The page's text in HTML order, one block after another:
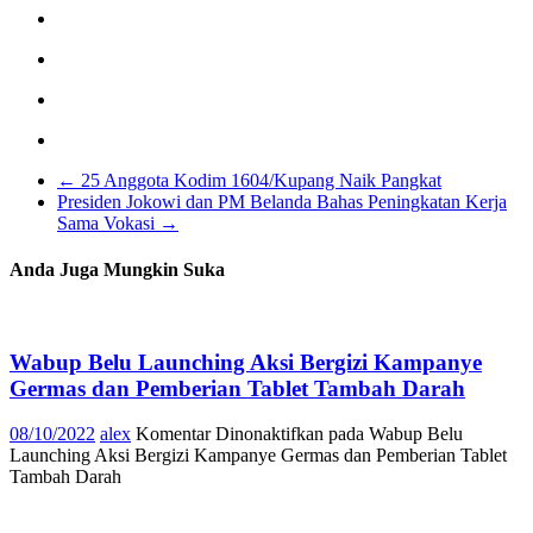
← 25 Anggota Kodim 1604/Kupang Naik Pangkat
Presiden Jokowi dan PM Belanda Bahas Peningkatan Kerja
Sama Vokasi →
Anda Juga Mungkin Suka
Wabup Belu Launching Aksi Bergizi Kampanye
Germas dan Pemberian Tablet Tambah Darah
08/10/2022 alex Komentar Dinonaktifkan pada Wabup Belu
Launching Aksi Bergizi Kampanye Germas dan Pemberian Tablet
Tambah Darah